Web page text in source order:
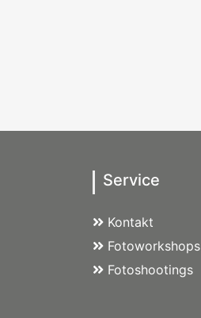
Service
Kontakt
Fotoworkshops
Fotoshootings